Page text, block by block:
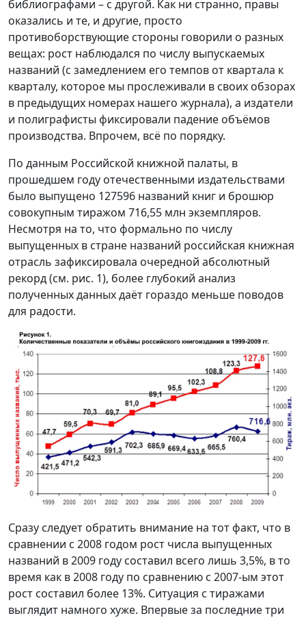
библиографами – с другой. Как ни странно, правы
оказались и те, и другие, просто
противоборствующие стороны говорили о разных
вещах: рост наблюдался по числу выпускаемых
названий (с замедлением его темпов от квартала к
кварталу, которое мы прослеживали в своих обзорах
в предыдущих номерах нашего журнала), а издатели
и полиграфисты фиксировали падение объёмов
производства. Впрочем, всё по порядку.
По данным Российской книжной палаты, в
прошедшем году отечественными издательствами
было выпущено 127596 названий книг и брошюр
совокупным тиражом 716,55 млн экземпляров.
Несмотря на то, что формально по числу
выпущенных в стране названий российская книжная
отрасль зафиксировала очередной абсолютный
рекорд (см. рис. 1), более глубокий анализ
полученных данных даёт гораздо меньше поводов
для радости.
Сразу следует обратить внимание на тот факт, что в
сравнении с 2008 годом рост числа выпущенных
названий в 2009 году составил всего лишь 3,5%, в то
время как в 2008 году по сравнению с 2007-ым этот
рост составил более 13%. Ситуация с тиражами
выглядит намного хуже. Впервые за последние три